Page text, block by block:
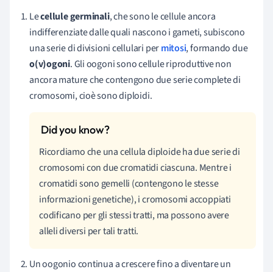
Lecellule germinali, che sono le cellule ancora
indifferenziate dalle quali nascono i gameti, subiscono
una serie di divisioni cellulari permitosi, formando due
o(v)ogoni. Gli oogoni sono cellule riproduttive non
ancora mature che contengono due serie complete di
cromosomi, cioè sono diploidi.
Ricordiamo che una cellula diploide ha due serie di
cromosomi con due cromatidi ciascuna. Mentre i
cromatidi sono gemelli (contengono le stesse
informazioni genetiche), i cromosomi accoppiati
codificano per gli stessi tratti, ma possono avere
alleli diversi per tali tratti.
Un oogonio continua a crescere fino a diventare un